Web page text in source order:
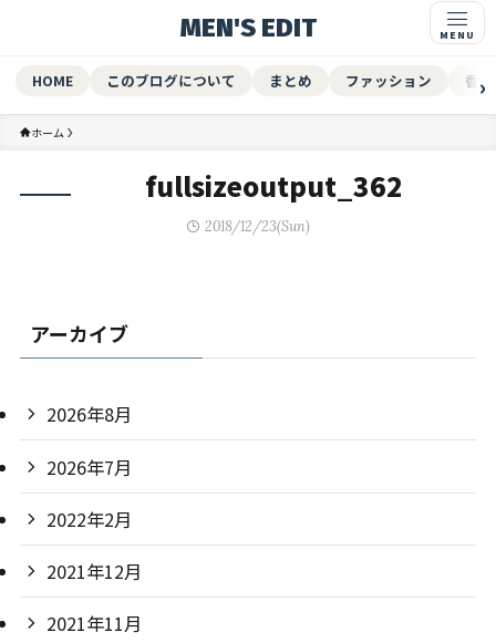
MEN'S EDIT
HOME このブログについて まとめ ファッション 香水
ホーム
fullsizeoutput_362
2018/12/23(Sun)
アーカイブ
2026年8月
2026年7月
2022年2月
2021年12月
2021年11月